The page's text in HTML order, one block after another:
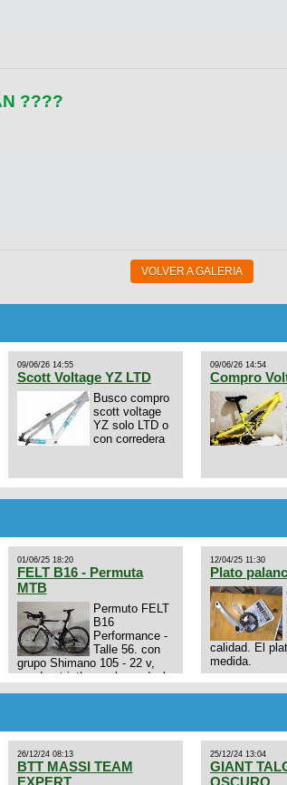
????
VOLVER A GALERIA
09/06/26 14:55
Scott Voltage YZ LTD
Busco compro
scott voltage
YZ solo LTD o
con corredera
09/06/26 14:54
Compro
01/06/25 18:20
FELT B16 - Permuta
MTB
Permuto FELT
B16
Performance -
Talle 56. con
grupo Shimano 105 - 22 v,
cuadro: triatlon carbono dual
aero TT/TRI UHC. Talle L.
12/04/25 11:30
Plato
calidad. El
medida.
26/12/24 08:13
BTT MASSI TEAM
25/12/24 13:04
GIANT